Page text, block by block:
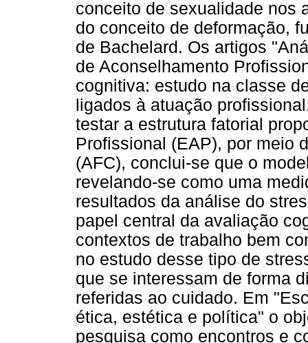
conceito de sexualidade nos
do conceito de deformação,
de Bachelard. Os artigos
de Aconselhamento
cognitiva: estudo na classe
ligados à atuação
testar a estrutura fatorial
Profissional (EAP), por meio
(AFC), conclui-se que o
revelando-se como uma
resultados da análise do
papel central da avaliação
contextos de trabalho bem
no estudo desse tipo de
que se interessam de forma
referidas ao cuidado. Em
ética, estética e política" o
pesquisa como encontros e